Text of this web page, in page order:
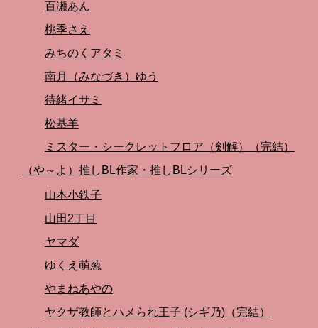
百瀬あん
桃季さえ
みちのくアタミ
南月（みなづき）ゆう
待緒イサミ
松基羊
ミスター・シークレットフロア（剣解）（完結）
（や～よ）推しBL作家・推しBLシリーズ
山本小鉄子
山田2丁目
ヤマダ
ゆくえ萌葱
やまねあやの
ヤクザ教師とハメられ王子 (シギ乃)（完結）